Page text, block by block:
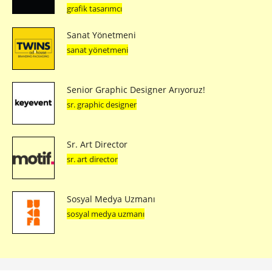
grafik tasarımcı
Sanat Yönetmeni
sanat yönetmeni
Senior Graphic Designer Arıyoruz!
sr. graphic designer
Sr. Art Director
sr. art director
Sosyal Medya Uzmanı
sosyal medya uzmanı